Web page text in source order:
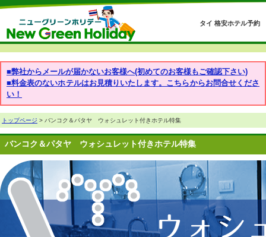
タイ 格安ホテル予約
■弊社からメールが届かないお客様へ(初めてのお客様もご確認下さい)
■料金表のないホテルはお見積りいたします。こちらからお問合せくださ
い！
トップページ > バンコク＆パタヤ ウォシュレット付きホテル特集
バンコク＆パタヤ ウォシュレット付きホテル特集